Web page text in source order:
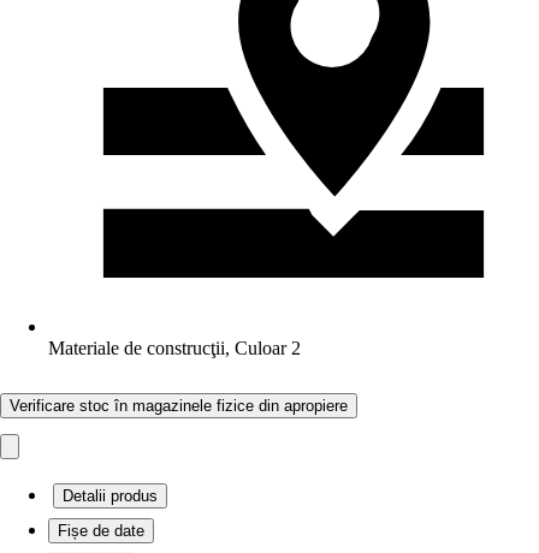
Materiale de construcţii, Culoar 2
Verificare stoc în magazinele fizice din apropiere
Detalii produs
Fișe de date